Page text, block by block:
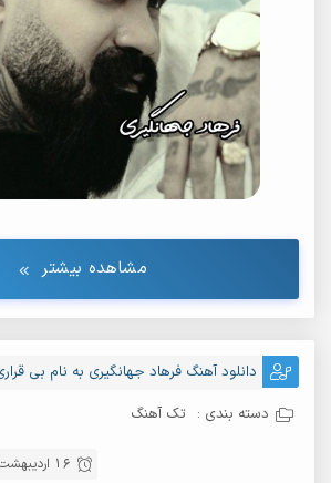
(Remix)
- Fanoos %5BKord-Music.net%5D
- Interview
Ashoob
- Delbar (Teaser)
مشاهده بیشتر
دانلود آهنگ فرهاد جهانگیری به نام بی
دسته بندی : تک آهنگ
16 اردیبهشت 1405